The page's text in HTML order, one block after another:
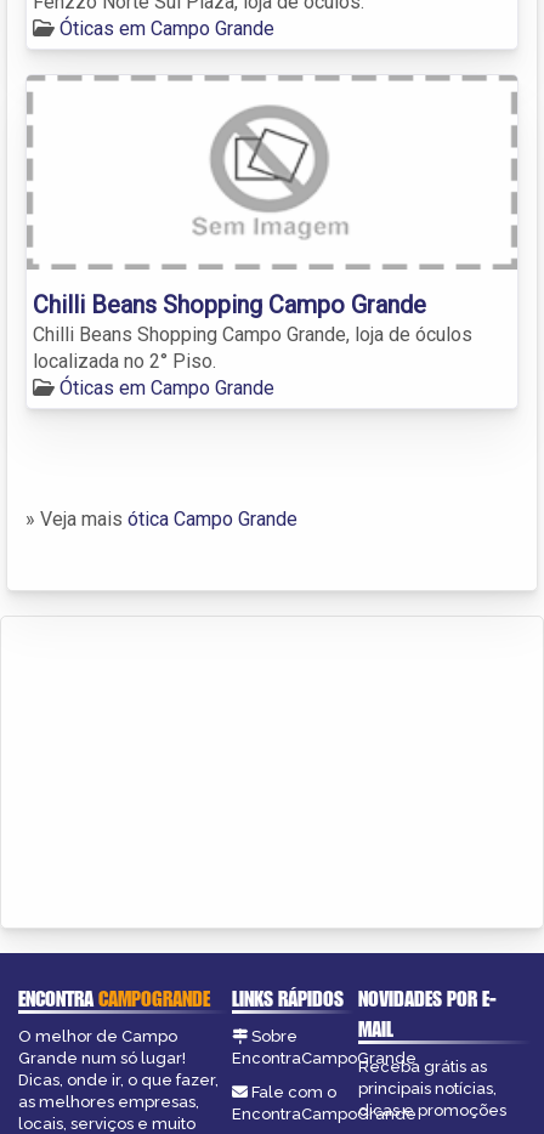
Óticas em Campo Grande
Chilli Beans Shopping Campo Grande
Chilli Beans Shopping Campo Grande, loja de óculos
localizada no 2° Piso.
Óticas em Campo Grande
» Veja mais ótica Campo Grande
ENCONTRACAMPOGRANDE
O melhor de Campo
Grande num só lugar!
Dicas, onde ir, o que fazer,
as melhores empresas,
locais, serviços e muito
LINKS RÁPIDOS
Sobre
EncontraCampoGrande
Fale com o
EncontraCampoGrande
NOVIDADES POR E-
MAIL
Receba grátis as
principais notícias,
dicas e promoções